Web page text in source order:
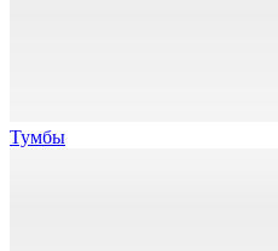
Тумбы